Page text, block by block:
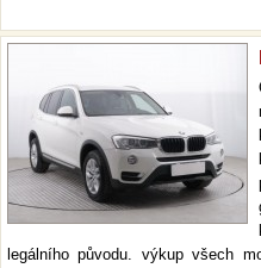
legálního původu. výkup všech